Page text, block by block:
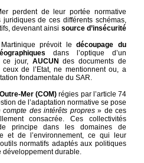
perdent de leur portée normative
de ces différents schémas,
devenant ainsi source d’insécurité
prévoit ledécoupage du
dans l’optique d’un
ce jour,AUCUNdes documents de
de l’Etat, ne mentionnent ou, a
fondamentale du SAR.
Mer (COM) régies par l’article 74
de l’adaptation normative se pose
compte des intérêts propres» de ces
consacrée. Ces collectivités
principe dans les domaines de
et de l’environnement, ce qui leur
normatifs adaptés aux politiques
développement durable.